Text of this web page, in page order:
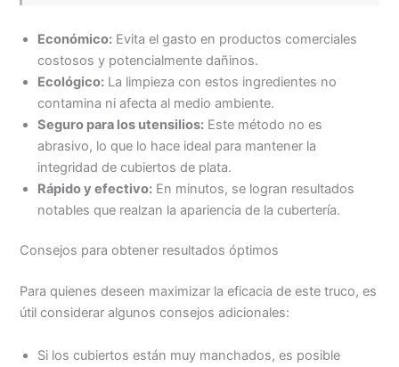
Económico: Evita el gasto en productos comerciales
costosos y potencialmente dañinos.
Ecológico: La limpieza con estos ingredientes no
contamina ni afecta al medio ambiente.
Seguro para los utensilios: Este método no es
abrasivo, lo que lo hace ideal para mantener la
integridad de cubiertos de plata.
Rápido y efectivo: En minutos, se logran resultados
notables que realzan la apariencia de la cubertería.
Consejos para obtener resultados óptimos
Para quienes deseen maximizar la eficacia de este truco, es
útil considerar algunos consejos adicionales:
Si los cubiertos están muy manchados, es posible